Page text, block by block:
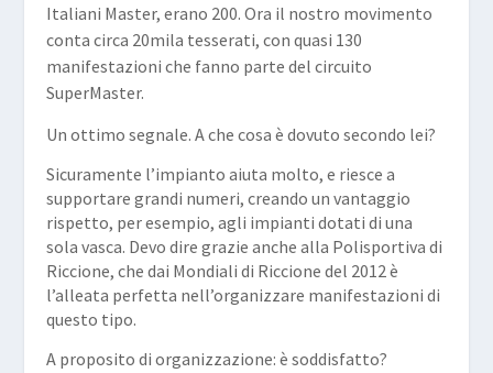
Italiani Master, erano 200. Ora il nostro movimento
conta circa 20mila tesserati, con quasi 130
manifestazioni che fanno parte del circuito
SuperMaster.
Un ottimo segnale. A che cosa è dovuto secondo lei?
Sicuramente l’impianto aiuta molto, e riesce a
supportare grandi numeri, creando un vantaggio
rispetto, per esempio, agli impianti dotati di una
sola vasca. Devo dire grazie anche alla Polisportiva di
Riccione, che dai Mondiali di Riccione del 2012 è
l’alleata perfetta nell’organizzare manifestazioni di
questo tipo.
A proposito di organizzazione: è soddisfatto?